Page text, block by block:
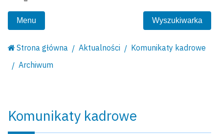
Menu Wyszukiwarka
Strona główna Aktualności
Komunikaty kadrowe
Archiwum
Komunikaty kadrowe